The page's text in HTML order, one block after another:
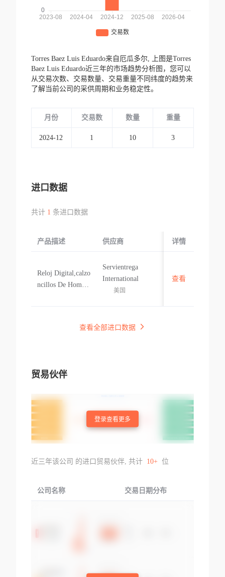
Torres Baez Luis Eduardo来自厄瓜多尔,
上图是Torres
Baez Luis Eduardo近三年的市场趋势分析图，您可以
从交易次数、交易数量、交易重量不同纬度的趋势来
了解当前公司的采供周期和业务稳定性。
月份 交易数 数量 重量
2024-12 1 10 3
进口数据
共计 1 条进口数据
产品描述 供应商 起运国/地区
详情
Reloj Digital,calzo
ncillos De Hombr
Hombre,ropa Inter
a Movil,jersey De
uelle De E
Servientrega
International
美国
美国
查看
查看全部进口数据
贸易伙伴
登录查看更多
近三年该公司 的进口贸易伙伴, 共计 10+ 位
公司名称 交易日期分布